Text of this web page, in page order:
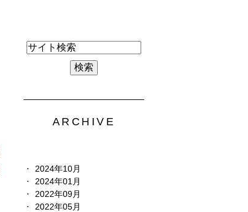
ARCHIVE
2024年10月
2024年01月
2022年09月
2022年05月